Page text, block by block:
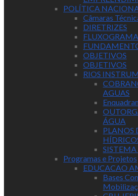
POLÍTICA
Câmaras
DIRETRIZES
FLUXOGRAMA
OBJETIVOS
OBJETIVOS
RIOS
AGUAS
ÁGUA
PLANOS
Programas e Projetos
EDUCACAO
Bases